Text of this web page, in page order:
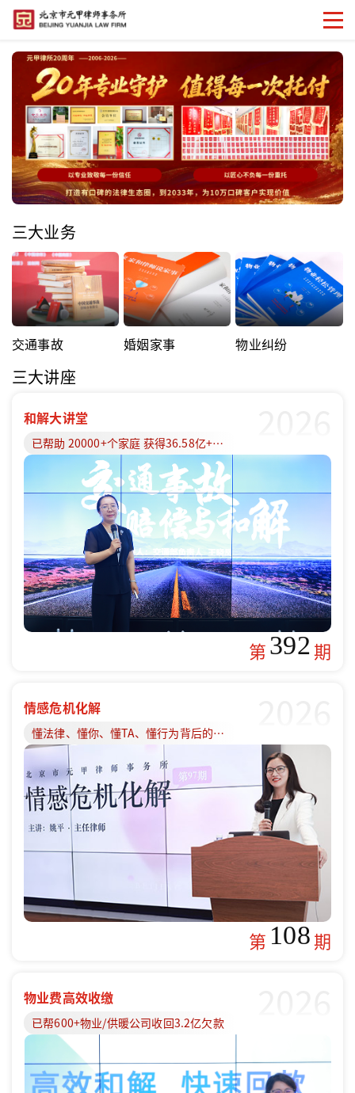
三大业务
交通事故 婚姻家事 物业纠纷
三大讲座
和解大讲堂
已帮助 20000+个家庭 获得36.58亿+赔偿款
第392期
情感危机化解
懂法律、懂你、懂TA、懂行为背后的原因
第 108期
物业费高效收缴
已帮600+物业/供暖公司收回3.2亿欠款